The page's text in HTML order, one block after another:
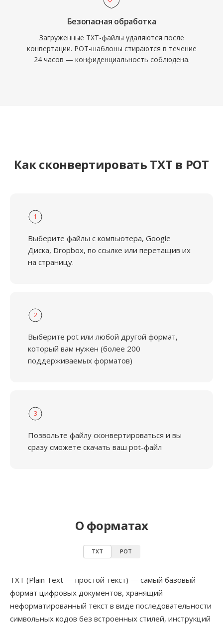
Безопасная обработка
Загруженные TXT-файлы удаляются после
конвертации. POT-шаблоны стираются в течение
24 часов — конфиденциальность соблюдена.
Как сконвертировать TXT в POT
1
Выберите файлы с компьютера, Google
Диска, Dropbox, по ссылке или перетащив их
на страницу.
2
Выберите pot или любой другой формат,
который вам нужен (более 200
поддерживаемых форматов)
3
Позвольте файлу сконвертироваться и вы
сразу сможете скачать ваш pot-файл
О форматах
TXT POT
TXT (Plain Text — простой текст) — самый базовый
формат цифровых документов, хранящий
неформатированный текст в виде последовательности
символьных кодов без встроенных стилей, инструкций